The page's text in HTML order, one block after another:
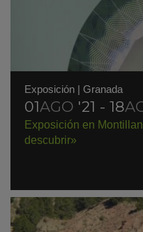
Exposición | Granada
01AGO '21 - 18
Exposición en
descubrir»